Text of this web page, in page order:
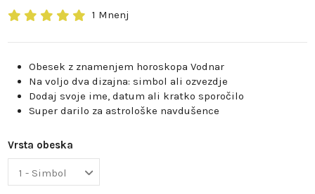
1 Mnenj
Obesek z znamenjem horoskopa Vodnar
Na voljo dva dizajna: simbol ali ozvezdje
Dodaj svoje ime, datum ali kratko sporočilo
Super darilo za astrološke navdušence
Vrsta obeska